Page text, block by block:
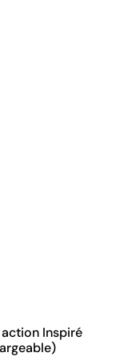
Inspiré